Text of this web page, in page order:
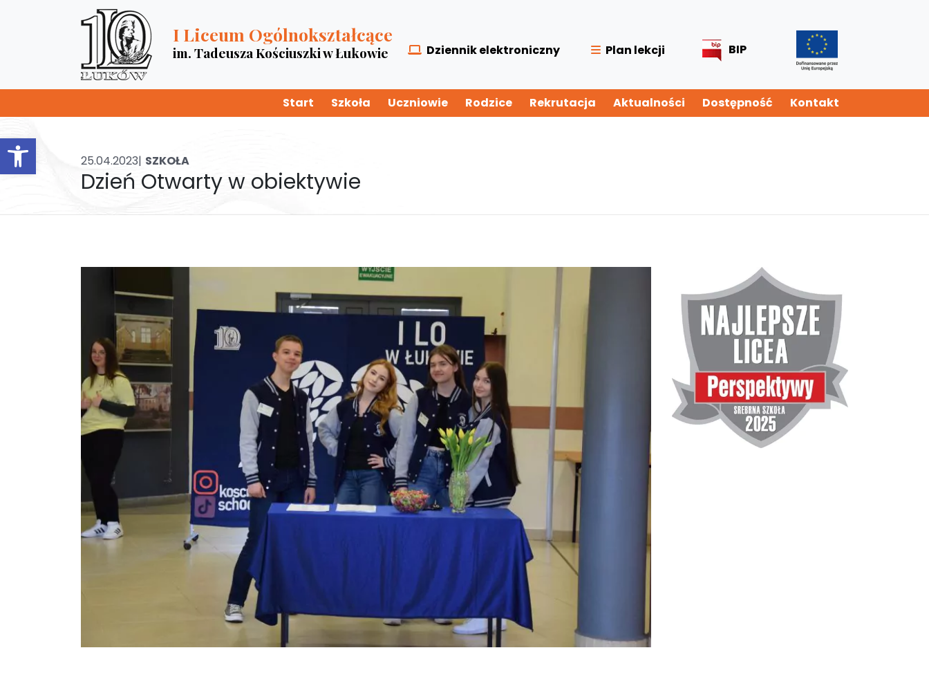
Otwórz pasek narzędzi
I Liceum Ogólnokształcące
im. Tadeusza Kościuszki w Łukowie Dziennik elektroniczny Plan lekcji BIP
Start Szkoła Uczniowie Rodzice Rekrutacja Aktualności Dostępność Kontakt
25.04.2023| SZKOŁA
Dzień Otwarty w obiektywie